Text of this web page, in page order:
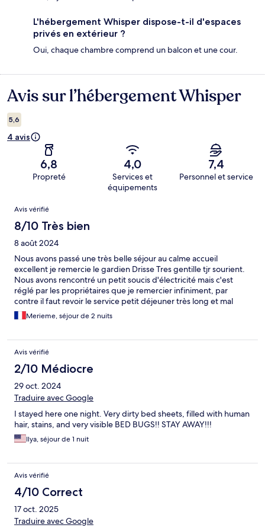
L'hébergement Whisper dispose-t-il d'espaces
privés en extérieur ?
Oui, chaque chambre comprend un balcon et une cour.
Avis
Avis sur l’hébergement Whisper
5,6
4 avis
6,8
Propreté
4,0
Services et
équipements
7,4
Personnel et service
Avis
Avis vérifié
8/10 Très bien
8 août 2024
Nous avons passé une très belle séjour au calme accueil
excellent je remercie le gardien Drisse Tres gentille tjr sourient.
Nous avons rencontré un petit soucis d'électricité mais c'est
réglé par les propriétaires que je remercier infiniment, par
contre il faut revoir le service petit déjeuner très long et mal
organisé.
Merieme, séjour de 2 nuits
Avis vérifié
2/10 Médiocre
29 oct. 2024
Traduire avec Google
I stayed here one night. Very dirty bed sheets, filled with human
hair, stains, and very visible BED BUGS!! STAY AWAY!!!
Ilya, séjour de 1 nuit
Avis vérifié
4/10 Correct
17 oct. 2025
Traduire avec Google